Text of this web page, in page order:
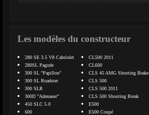
Les modèles du constructeur
280 SE 3.5 V8 Cabriolet
280SL Pagode
300 SL "Papillon"
300 SL Roadster
300 SLR
300D "Adenauer"
450 SLC 5.0
600
CL500 2011
CL600
CLS 45 AMG Shooting Brake
CLS 500
CLS 500 2011
CLS 500 Shooting Break
E500
E500 Coupé